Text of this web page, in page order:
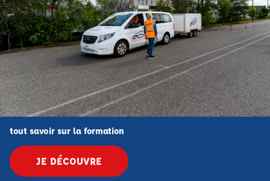
tout savoir sur la formation
JE DÉCOUVRE